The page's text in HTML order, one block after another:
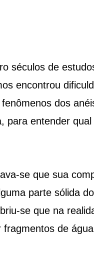
séculos de
encontrou
dos
para entender qual
se que sua
parte sólida
se que na
fragmentos de